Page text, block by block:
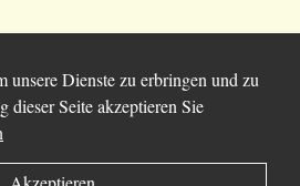
| Supported byD. F. Plett
unsere Dienste zu erbringen und zu
dieser Seite akzeptieren Sie